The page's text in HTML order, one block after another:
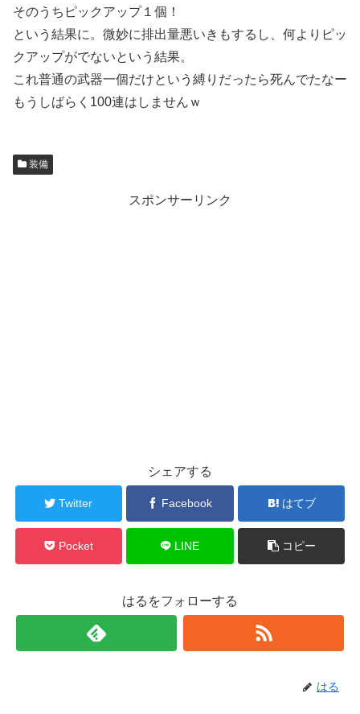
そのうちピックアップ１個！
という結果に。微妙に排出量悪いきもするし、何よりピッ
クアップがでないという結果。
これ普通の武器一個だけという縛りだったら死んでたなー
もうしばらく100連はしませんｗ
装備
スポンサーリンク
シェアする
Twitter Facebook はてブ
Pocket LINE コピー
はるをフォローする
はる